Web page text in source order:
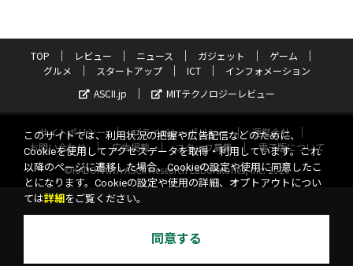
TOP レビュー ニュース ガジェット
ゲーム
グルメ
スタートアップ ICT
インフォメーション
ASCII.jp
MITテクノロジーレビュー
サイトポリシー プライバシーポリシー
運営会社
お問い合わせ
広告掲載 スタッフ募集
電子版について
©KADOKAWA ASCII Research Laboratories, Inc. 2026
このサイトでは、利用状況の把握や広告配信などのために、
Cookieを使用してアクセスデータを取得・利用しています。これ
以降のページに遷移した場合、Cookieの設定や使用に同意したこ
とになります。Cookieの設定や使用の詳細、オプトアウトについ
ては詳細 をご覧ください。
同意する